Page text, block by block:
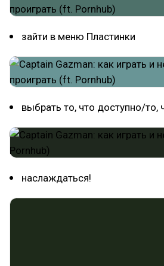
зайти в меню Пластинки
выбрать то, что доступно/то,
наслаждаться!